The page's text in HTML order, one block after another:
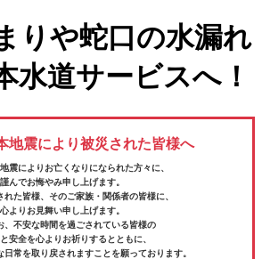
りや蛇口の水漏れ
水道サービスへ！
地震により被災された皆様へ
震によりお亡くなりになられた方々に、
謹んでお悔やみ申し上げます。
れた皆様、そのご家族・関係者の皆様に、
心よりお見舞い申し上げます。
、不安な時間を過ごされている皆様の
安全を心よりお祈りするとともに、
日常を取り戻されますことを願っております。